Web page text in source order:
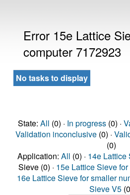
Error 15e Lattice
computer 7172923
No tasks to display
State: All (0) · In progress(0) ·
Validation inconclusive(0) ·
(0)
Application: All (0) · 14e Lattice
Sieve (0) · 15e Lattice Sieve
16e Lattice Sieve for smaller
Sieve V5